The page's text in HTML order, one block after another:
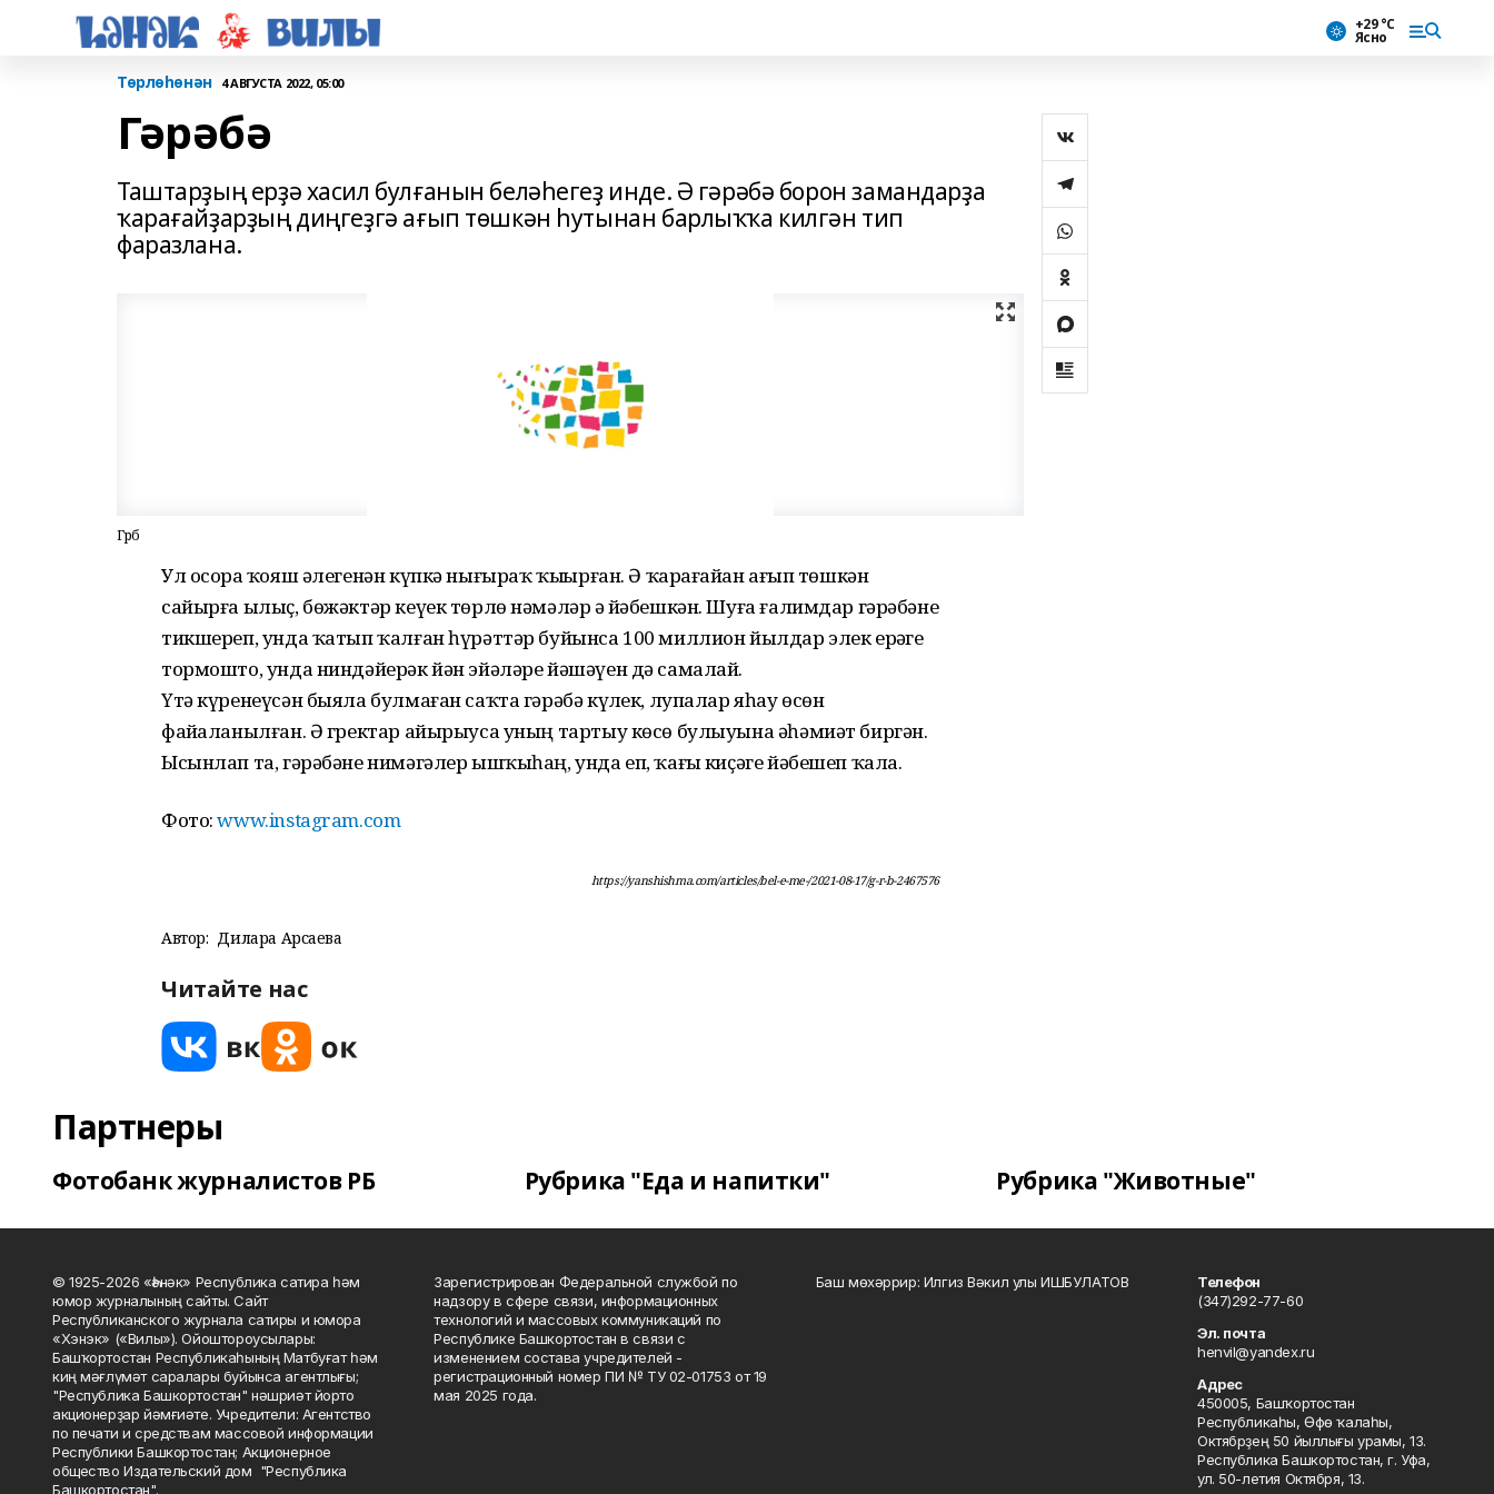
+29 °С
Ясно
Төрлөһөнән 4 АВГУСТА 2022, 05:00
Гәрәбә
Таштарҙың ерҙә хасил булғанын беләһегеҙ инде. Ә гәрәбә борон замандарҙа
ҡарағай­ҙарҙың диңгеҙгә ағып төшкән һутынан барлыҡҡа килгән тип
фаразлана.
Гәрәбә
Ул осорҙа ҡояш әлегенән күпкә нығыраҡ ҡыҙҙырған. Ә ҡарағайҙан ағып төшкән
сайырға ылыҫ, бөжәктәр кеүек төрлө нәмәләр ҙә йәбешкән. Шуға ғалимдар гәрәбәне
тикшереп, унда ҡатып ҡал­ған һүрәттәр буйынса 100 миллион йылдар элек ерҙәге
тормошто, унда ниндәйерәк йән эйәләре йәшәүен дә самалай.
Үтә күренеүсән быяла булмаған саҡта гәрәбә күҙлек, лупалар яһау өсөн
файҙаланылған. Ә гректар айырыуса уның тартыу көсө булыуына әһәмиәт биргән.
Ысынлап та, гәрәбәне нимәгәлер ышҡыһаң, унда еп, ҡағыҙ киҫәге йәбешеп ҡала.
Фото:www.instagram.com
https://yanshishma.com/articles/bel-e-me-/2021-08-17/g-r-b-2467576
Автор: Дилара Арсаева
Читайте нас
Партнеры
Фотобанк журналистов РБ Рубрика "Еда и напитки" Рубрика "Животные"
© 1925-2026 «Һәнәк» Республика сатира һәм
юмор журналының сайты. Сайт
Республиканского журнала сатиры и юмора
«Хэнэк» («Вилы»). Ойоштороусылары:
Башҡортостан Республикаһының Матбуғат һәм
киң мәғлүмәт саралары буйынса агентлығы;
"Республика Башкортостан" нәшриәт йорто
акционерҙар йәмғиәте. Учредители: Агентство
по печати и средствам массовой информации
Республики Башкортостан; Акционерное
общество Издательский дом "Республика
Башкортостан".
Зарегистрирован Федеральной службой по
надзору в сфере связи, информационных
технологий и массовых коммуникаций по
Республике Башкортостан в связи с
изменением состава учредителей -
регистрационный номер ПИ № ТУ 02-01753 от 19
мая 2025 года.
Баш мөхәррир: Илгиз Вәкил улы ИШБУЛАТОВ
Телефон
(347)292-77-60
Эл. почта
henvil@yandex.ru
Адрес
450005, Башҡортостан
Республикаһы, Өфө ҡалаһы,
Октябрҙең 50 йыллығы урамы, 13.
Республика Башкортостан, г. Уфа,
ул. 50-летия Октября, 13.